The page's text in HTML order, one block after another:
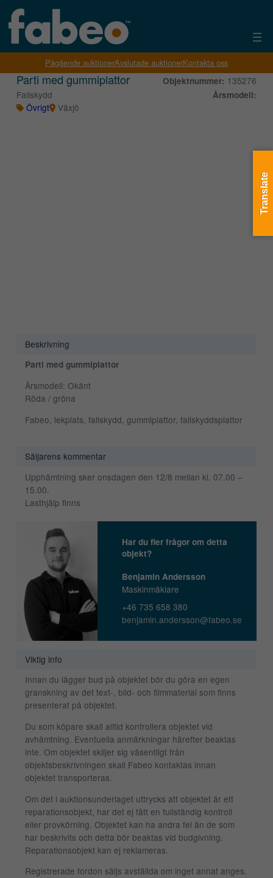
Pågående auktionerAvslutade auktionerKontakta oss
Parti med gummiplattor Objektnummer: 135276
Fallskydd
Årsmodell:
Övrigt Växjö
Beskrivning
Parti med gummiplattor
Årsmodell: Okänt
Röda / gröna
Fabeo, lekplats, fallskydd, gummiplattor, fallskyddsplattor
Säljarens kommentar
Upphämtning sker onsdagen den 12/8 mellan kl. 07.00 –
15.00.
Lasthjälp finns
Har du fler frågor om detta
objekt?
Benjamin Andersson
Maskinmäklare
+46 735 658 380
benjamin.andersson@fabeo.se
Viktig info
Innan du lägger bud på objektet bör du göra en egen
granskning av det text-, bild- och filmmaterial som finns
presenterat på objektet.
Du som köpare skall alltid kontrollera objektet vid
avhämtning. Eventuella anmärkningar härefter beaktas
inte. Om objektet skiljer sig väsentligt från
objektsbeskrivningen skall Fabeo kontaktas innan
objektet transporteras.
Om det i auktionsunderlaget uttrycks att objektet är ett
reparationsobjekt, har det ej fått en fullständig kontroll
eller provkörning. Objektet kan ha andra fel än de som
har beskrivits och detta bör beaktas vid budgivning.
Reparationsobjekt kan ej reklameras.
Registrerade fordon säljs avställda om inget annat anges.
Translate